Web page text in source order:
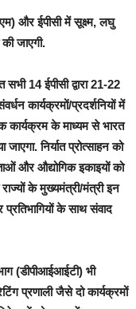
और ईपीसी में सूक्ष्म, लघु
जाएगी.
14 ईपीसी द्वारा 21-22
कार्यक्रमों/प्रदर्शनियों में
के माध्‍यम से भारत
निर्यात प्रोत्साहन को
और औद्योगिक इकाइयों को
के मुख्यमंत्री/मंत्री इन
के साथ संवाद
(डीपीआईआईटी) भी
प्रणाली जैसे दो कार्यक्रमों